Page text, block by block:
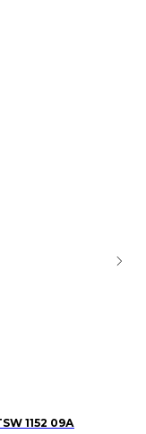
1152 09А